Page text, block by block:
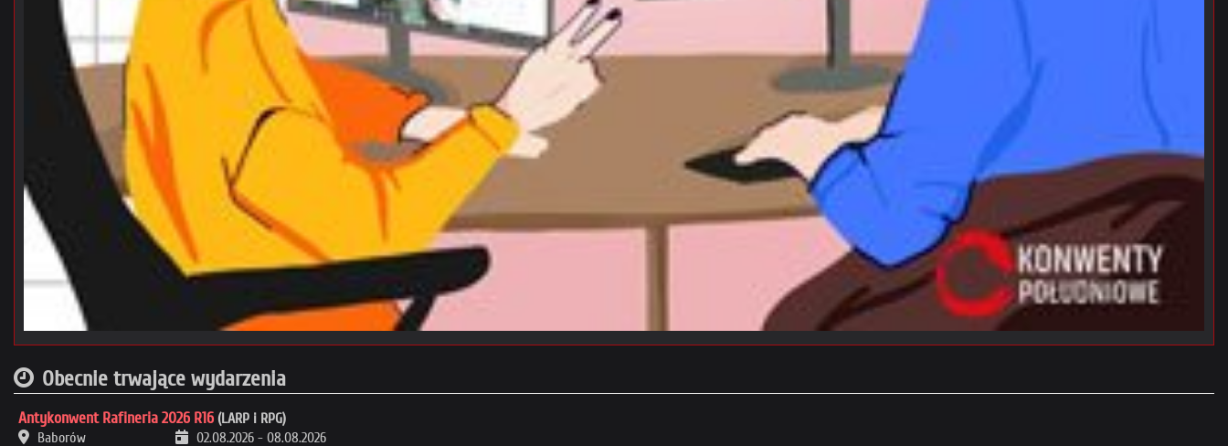
Obecnie trwające wydarzenia
Antykonwent Rafineria 2026 R16 (LARP i RPG)
Baborów
02.08.2026 - 08.08.2026